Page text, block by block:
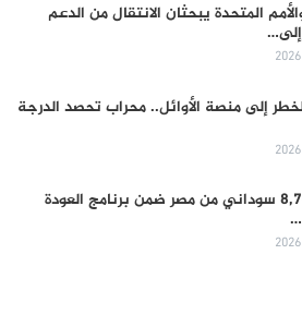
المتحدة يبحثان الانتقال من الدعم
إلى منصة الأوائل.. محراب تحصد الدرجة
تفويج 8,700 سوداني من مصر ضمن برنامج العودة